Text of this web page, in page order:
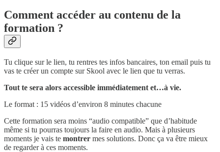
Comment accéder au contenu de la
formation ?
Tu clique sur le lien, tu rentres tes infos bancaires, ton email puis tu
vas te créer un compte sur Skool avec le lien que tu verras.
Tout te sera alors accessible immédiatement et…à vie.
Le format : 15 vidéos d’environ 8 minutes chacune
Cette formation sera moins “audio compatible” que d’habitude
même si tu pourras toujours la faire en audio. Mais à plusieurs
moments je vais te montrer mes solutions. Donc ça va être mieux
de regarder à ces moments.